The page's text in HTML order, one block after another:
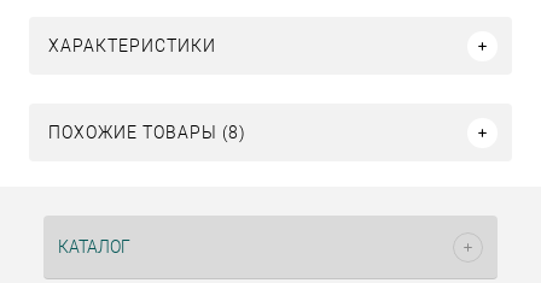
ХАРАКТЕРИСТИКИ
ПОХОЖИЕ ТОВАРЫ (8)
КАТАЛОГ